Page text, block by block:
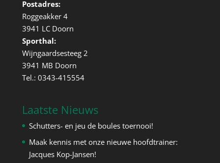
Postadres:
Roggeakker 4
3941 LC Doorn
Sporthal:
Wijngaardsesteeg 2
3941 MB Doorn
Tel.: 0343-415554
Laatste Nieuws
Schutters- en jeu de boules toernooi!
Maak kennis met onze nieuwe hoofdtrainer:
Jacques Kop-Jansen!